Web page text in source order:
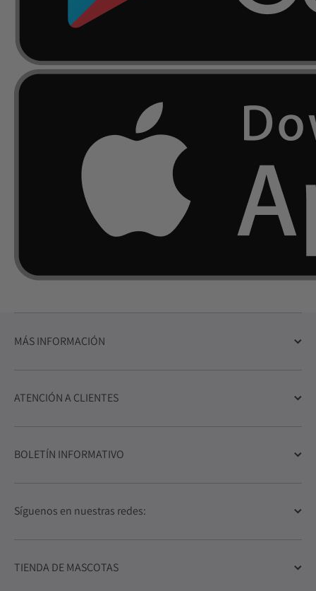
MÁS INFORMACIÓN
ATENCIÓN A CLIENTES
BOLETÍN INFORMATIVO
Síguenos en nuestras redes:
TIENDA DE MASCOTAS